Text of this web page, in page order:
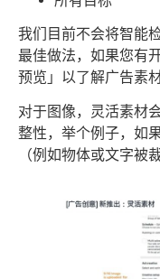
我们目前不会将智能
最佳做法，如果您有
预览」以了解广告素
对于图像，灵活素材
整性，举个例子，如
（例如物体或文字被